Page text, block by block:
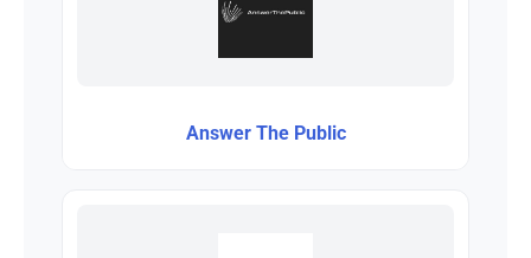
Answer The Public